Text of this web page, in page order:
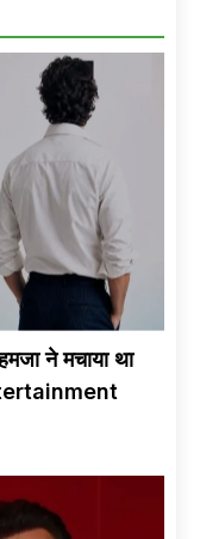
क्या Dolly Sharma
Congress छोड़ कभी
BJP Join करेंगी ?
Exclusive Podcast
with BJP LEADER
SHYAM JAJU | RSS
| MODI & MELONI |
CONGRESS |
COMING SOON
सकती हूँ Fail ? 2027
में क्या करेगी
ने मचाया था